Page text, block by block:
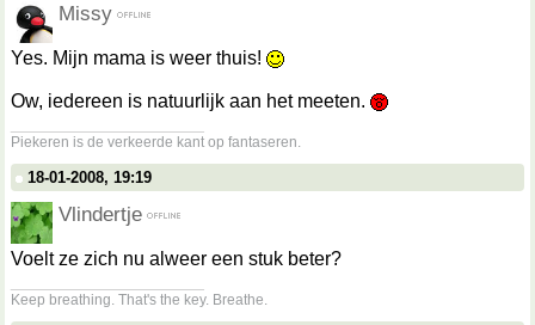
Missy
Yes. Mijn mama is weer thuis!
Ow, iedereen is natuurlijk aan het meeten.
Piekeren is de verkeerde kant op fantaseren.
18-01-2008, 19:19
Vlindertje
Voelt ze zich nu alweer een stuk beter?
Keep breathing. That's the key. Breathe.